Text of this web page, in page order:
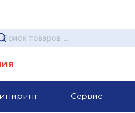
Сервис